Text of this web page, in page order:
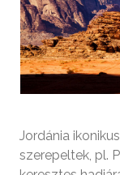
Jordánia
szerepeltek, pl.